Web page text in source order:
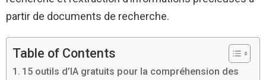
partir de documents de recherche.
Table of Contents
15 outils d’IA gratuits pour la compréhension des